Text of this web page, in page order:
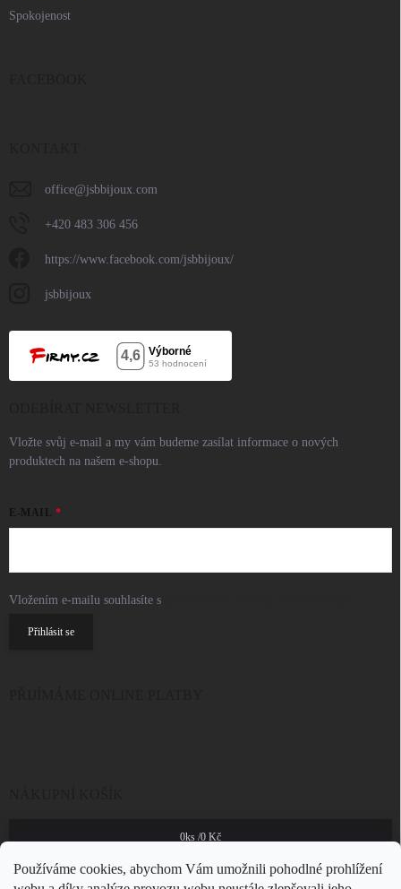
Používáme cookies, abychom Vám umožnili pohodlné prohlížení
Spokojenost
office@jsbbijoux.com
+420 483 306 456
https://www.facebook.com/jsbbijoux/
jsbbijoux
Vložte svůj e-mail a my vám budeme zasílat informace o nových
produktech na našem e-shopu.
E-MAIL
Vložením e-mailu souhlasíte s
Přihlásit se
0ks /0 Kč